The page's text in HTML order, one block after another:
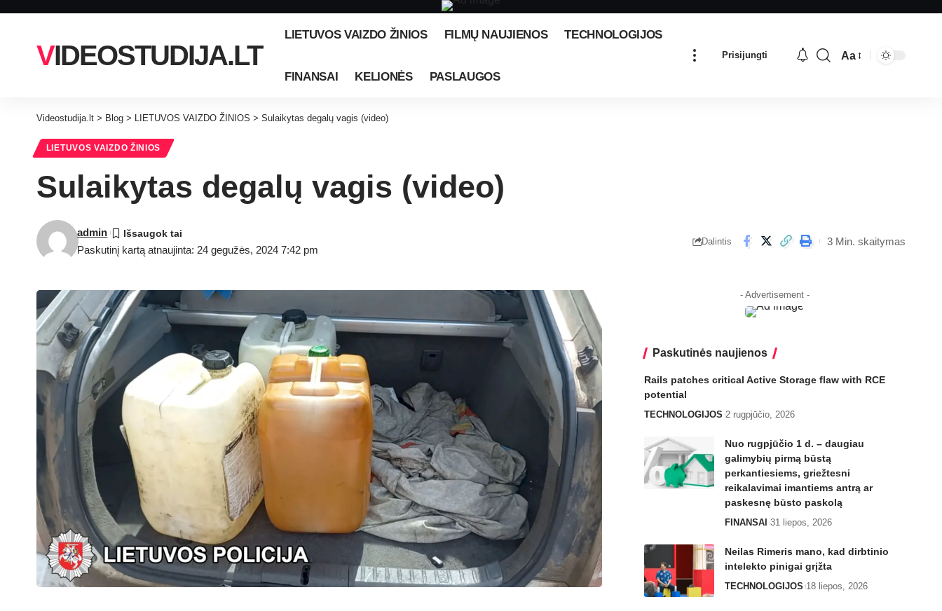
VIDEOSTUDIJA.LT
LIETUVOS VAIZDO ŽINIOS FILMŲ NAUJIENOS TECHNOLOGIJOS
FINANSAI KELIONĖS PASLAUGOS
Prisijungti Aa
Videostudija.lt > Blog > LIETUVOS VAIZDO ŽINIOS > Sulaikytas degalų vagis (video)
LIETUVOS VAIZDO ŽINIOS
Sulaikytas degalų vagis (video)
Paskutinį kartą atnaujinta: 24 gegužės, 2024 7:42 pm
admin
Dalintis 3 Min. skaitymas
- Advertisement -
Paskutinės naujienos
Rails patches critical Active Storage flaw with RCE
potential
TECHNOLOGIJOS 2 rugpjūčio, 2026
Nuo rugpjūčio 1 d. – daugiau
galimybių pirmą būstą
perkantiesiems, griežtesni
reikalavimai imantiems antrą ar
paskesnę būsto paskolą
FINANSAI 31 liepos, 2026
Neilas Rimeris mano, kad dirbtinio
intelekto pinigai grįžta
TECHNOLOGIJOS 18 liepos, 2026